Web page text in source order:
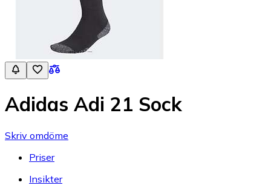
Adidas Adi 21 Sock
Skriv omdöme
Priser
Insikter